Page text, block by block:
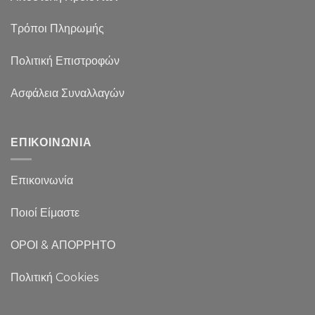
Τρόποι Πληρωμής
Πολιτική Επιστροφών
Ασφάλεια Συναλλαγών
ΕΠΙΚΟΙΝΩΝΙΑ
Επικοινωνία
Ποιοί Είμαστε
ΟΡΟΙ & ΑΠΟΡΡΗΤΟ
Πολιτική Cookies